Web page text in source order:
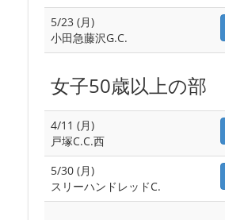
5/23 (月)
小田急藤沢G.C.
女子50歳以上の部
4/11 (月)
戸塚C.C.西
5/30 (月)
スリーハンドレッドC.